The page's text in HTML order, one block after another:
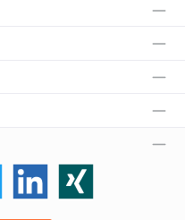
LinkedIn Xing